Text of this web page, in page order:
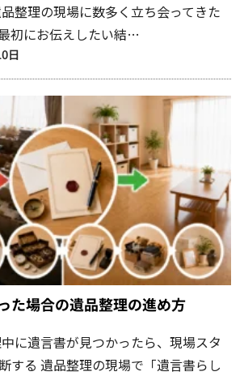
整理の現場に数多く立ち会ってきた
初にお伝えしたい結…
日
た場合の遺品整理の進め方
中に遺言書が見つかったら、現場スタ
する 遺品整理の現場で「遺言書らし